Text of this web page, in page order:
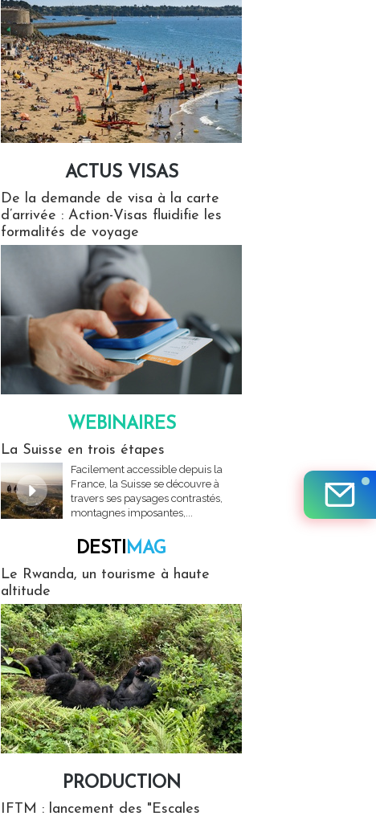
ACTUS VISAS
De la demande de visa à la carte
d’arrivée : Action-Visas fluidifie les
formalités de voyage
WEBINAIRES
La Suisse en trois étapes
Facilement accessible depuis la
France, la Suisse se découvre à
travers ses paysages contrastés,
montagnes imposantes,...
DESTIMAG
Le Rwanda, un tourisme à haute
altitude
PRODUCTION
IFTM : lancement des "Escales